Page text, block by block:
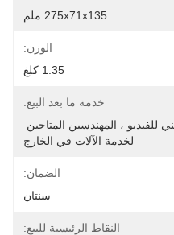
275x71x135 ملم
الوزن:
1.35 كلغ
خدمة ما بعد البيع:
لخدمة الآلات في الخارج
الضمان:
سنتان
النقاط الرئيسية للبيع: